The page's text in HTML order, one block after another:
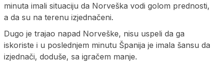
minuta imali situaciju da Norveška vodi golom prednosti,
a da su na terenu izjednačeni.
Dugo je trajao napad Norveške, nisu uspeli da ga
iskoriste i u poslednjem minutu Španija je imala šansu da
izjednači, doduše, sa igračem manje.